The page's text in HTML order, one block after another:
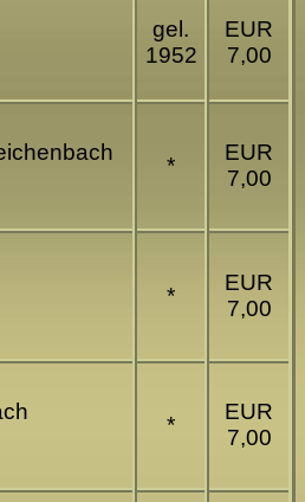
gel.
1952
EUR
7,00
*
EUR
7,00
*
EUR
7,00
*
EUR
7,00